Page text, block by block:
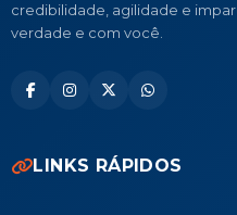
credibilidade, agilidade e
verdade e com você.
LINKS RÁPIDOS